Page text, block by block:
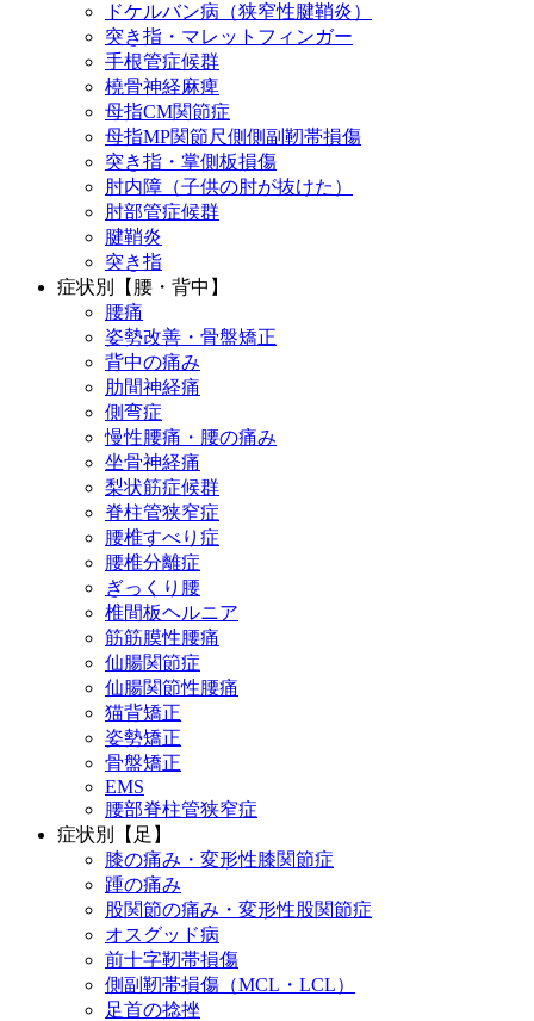
ドケルバン病（狭窄性腱鞘炎）
突き指・マレットフィンガー
手根管症候群
橈骨神経麻痺
母指CM関節症
母指MP関節尺側側副靭帯損傷
突き指・掌側板損傷
肘内障（子供の肘が抜けた）
肘部管症候群
腱鞘炎
突き指
症状別【腰・背中】
腰痛
姿勢改善・骨盤矯正
背中の痛み
肋間神経痛
側弯症
慢性腰痛・腰の痛み
坐骨神経痛
梨状筋症候群
脊柱管狭窄症
腰椎すべり症
腰椎分離症
ぎっくり腰
椎間板ヘルニア
筋筋膜性腰痛
仙腸関節症
仙腸関節性腰痛
猫背矯正
姿勢矯正
骨盤矯正
EMS
腰部脊柱管狭窄症
症状別【足】
膝の痛み・変形性膝関節症
踵の痛み
股関節の痛み・変形性股関節症
オスグッド病
前十字靭帯損傷
側副靭帯損傷（MCL・LCL）
足首の捻挫